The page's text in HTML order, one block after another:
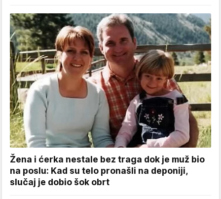
Žena i ćerka nestale bez traga dok je muž bio
na poslu: Kad su telo pronašli na deponiji,
slučaj je dobio šok obrt